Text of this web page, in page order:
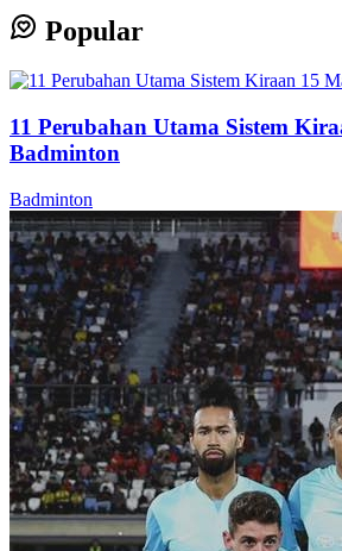
Popular
11 Perubahan Utama Sistem
Badminton
Badminton